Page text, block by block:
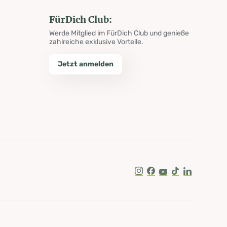
FürDich Club:
Werde Mitglied im FürDich Club und genieße
zahlreiche exklusive Vorteile.
Jetzt anmelden
Instagram
Facebook
Youtube
Tik TokLinkedIn